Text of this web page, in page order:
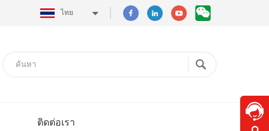
ไทย
ติดต่อเรา